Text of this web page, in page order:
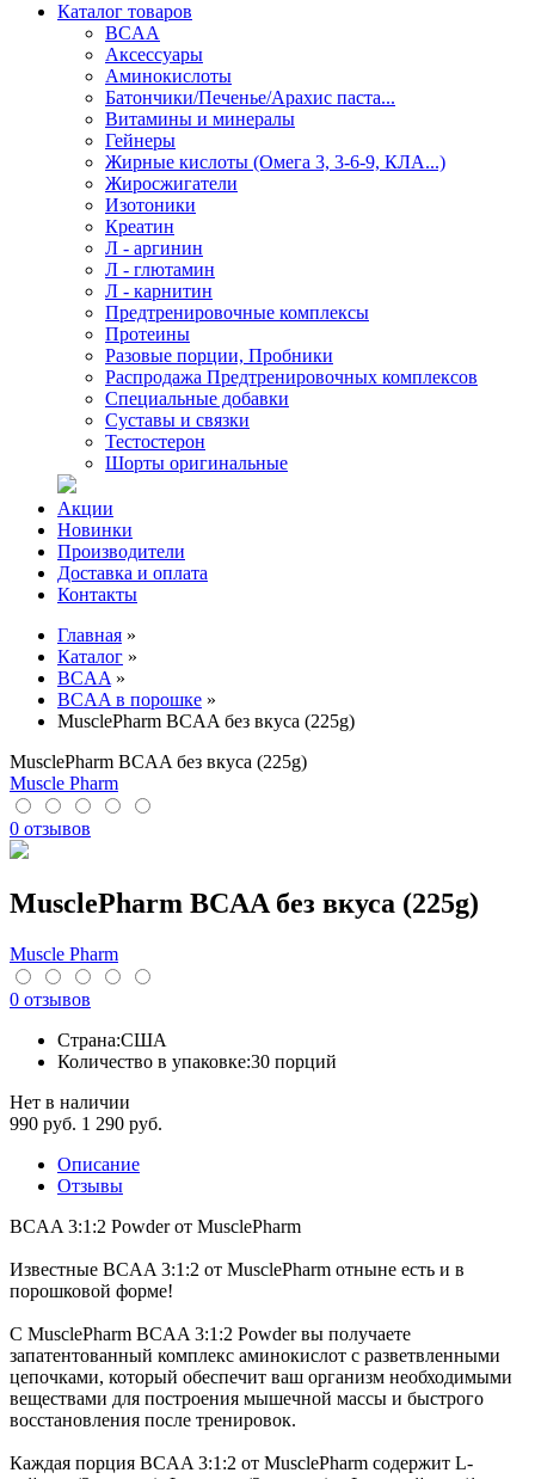
Каталог товаров
BCAA
Аксессуары
Аминокислоты
Батончики/Печенье/Арахис паста...
Витамины и минералы
Гейнеры
Жирные кислоты (Омега 3, 3-6-9, КЛА...)
Жиросжигатели
Изотоники
Креатин
Л - аргинин
Л - глютамин
Л - карнитин
Предтренировочные комплексы
Протеины
Разовые порции, Пробники
Распродажа Предтренировочных комплексов
Специальные добавки
Суставы и связки
Тестостерон
Шорты оригинальные
Акции
Новинки
Производители
Доставка и оплата
Контакты
Главная »
Каталог »
BCAA »
BCAA в порошке »
MusclePharm BCAA без вкуса (225g)
MusclePharm BCAA без вкуса (225g)
Muscle Pharm
0 отзывов
MusclePharm BCAA без вкуса (225g)
Muscle Pharm
0 отзывов
Страна:США
Количество в упаковке:30 порций
Нет в наличии
990 руб. 1 290 руб.
Описание
Отзывы
BCAA 3:1:2 Powder от MusclePharm
Известные BCAA 3:1:2 от MusclePharm отныне есть и в
порошковой форме!
С MusclePharm BCAA 3:1:2 Powder вы получаете
запатентованный комплекс аминокислот с разветвленными
цепочками, который обеспечит ваш организм необходимыми
веществами для построения мышечной массы и быстрого
восстановления после тренировок.
Каждая порция BCAA 3:1:2 от MusclePharm содержит L-